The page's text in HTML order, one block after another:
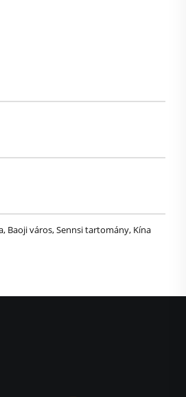
Baoji város, Sennsi tartomány, Kína